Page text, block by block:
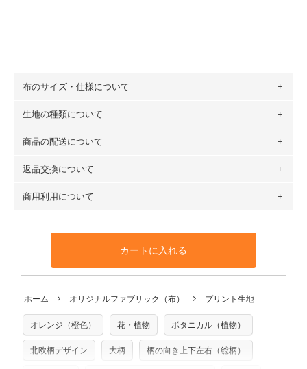
布のサイズ・仕様について
布の長さは50cm単位での販売になります。
場合 → 購入数量「7」
※カットを希望の方は備考欄に「50cmずつカット希望」など
ご記載ください（50cm単位でのカットのみ）
プリント布の仕様についてもっと詳しく見る
生地の種類について
・現在、すべてのデザインのプリントに使用している生地は
ットン（ダブルガーゼ）・100％コットン（ローン）・コッ
トンリネン（ビエラ織）・100％コットン（ツイル）・
100％コットン（キャンバス・11号帆布）です。
生地見本サンプル（無料）を購入する
商品の配送について
・ネコポスでの配送は、布は2mまで型紙は2個までとなりま
も送料の表示が600円となり宅急便での配送となります。
となります。
※万が一、検品時に不備が見つかった場合は、4～5営業日後
※土日祝は営業日に含まれません。
※配送日のご指定は承れません。出来上がり次第、順次発送
返品交換について
・布はご注文後に注文数量のみをプリントするため、
購入後
や用尺をお間違えのないようお願いします。思っていた色味
と違う、などの理由での返品は承れません。予めご了承くだ
商用利用について
利用いただけます。「nunocoto fabric使用」といった記載
も不要です。（製品化した際に起こる全ての問題、クレーム
いませんのでご了承ください）
※有料型紙（ホームソーイング型紙シリーズ）および柄がえ
らべるキットに付属された型紙は商用利用できませんのでご
注意ください。型紙自体の転用・販売および型紙を使用して
カートに入れる
ホーム オリジナルファブリック（布） プリント生地
オレンジ（橙色） 花・植物 ボタニカル（植物）
北欧柄デザイン 大柄 柄の向き上下左右（総柄）